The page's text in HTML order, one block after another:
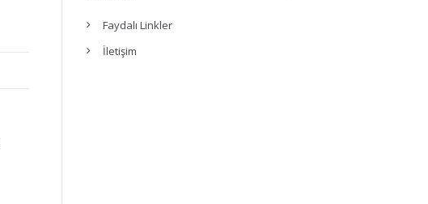
Faydalı Linkler
İletişim